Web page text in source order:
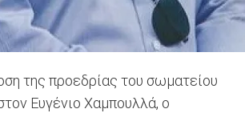
της προεδρίας του σωματείου
Ευγένιο Χαμπουλλά, ο